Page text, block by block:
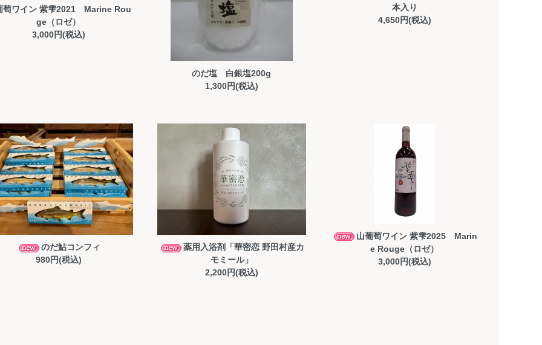
萄ワイン 紫雫2021 Marine Rou
ge（ロゼ）
3,000円(税込)
のだ塩 白銀塩200g
1,300円(税込)
本入り
4,650円(税込)
のだ鮎コンフィ
980円(税込)
薬用入浴剤「華密恋 野田村産カ
モミール」
2,200円(税込)
山葡萄ワイン 紫雫2025 Marin
e Rouge（ロゼ）
3,000円(税込)